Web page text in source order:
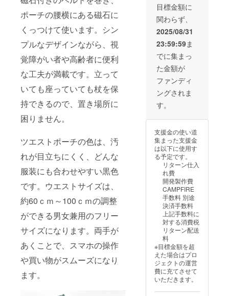
ポーチの腰横にある磁石に
くっつけて使います。シン
プルなデザインながら、視
覚障がい者や高齢者に便利
な工夫が満載です。立って
いても座っていても杖を保
持できるので、置き場所に
困りません。
ツエストポーチの色は、汚
れが目立ちにくく、どんな
服装にも合わせやすい黒色
です。ウエストサイズは、
約60ｃｍ～100ｃｍの調整
ができる男女兼用のフリー
サイズになります。両手が
あくことで、スマホの操作
や買い物がスムーズになり
ます。
プポス
トを利
用する
予定で
所ラベ
ルはき
れいに
剥がせ
る仕様
なの
で、剥
そのま
ま贈り
物とし
てお使
いいた
だけま
す。
杖用ベ
ル
ト
幅
30mm×
長さ
80mm
9.4g ・
こちら
のリ
ターン
金額に
れてい
ます。
発送方
法はク
リップ
ポスト
を予定
してお
り、2個
口でお
届けし
ます。
別々の
住所へ
の発送
も対応
可能で
す。住
所ラベ
ルはき
れいに
剥がせ
「割引
価格
4,740円
(15%)」
=「リ
ターン
価格
26,860
円」
（税
抜） 商
品サイ
ポーチ
縦16㎝×
横28㎝×
横幅9㎝
290g 一
般杖用
ト
幅
30mm×
長さ
95mm
9.5g こ
ちらの
ン金額
には送
料が含
まれて
いま
す。発
目標金額に
関わらず、
2025/08/31
23:59:59ま
でに集まっ
た金額が
ファンディ
ングされま
す。
支援金の使い道
集まった支援金
は以下に使用す
る予定です。
リターン仕入
れ費
開発製作費
CAMPFIRE
手数料 別途
決済手数料
上記手数料に
対する消費税
リターン配送
料
※目標金額を超
えた場合はプロ
ジェクトの運営
費に充てさせて
いただきます。